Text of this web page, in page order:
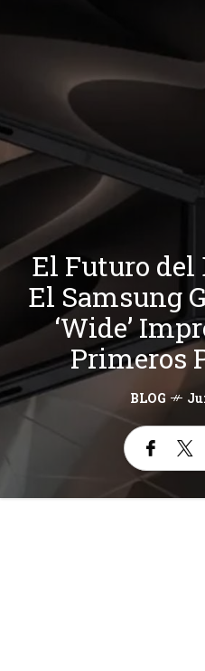
El Futuro del
El Samsung
‘Wide’
Primeros
BLOG